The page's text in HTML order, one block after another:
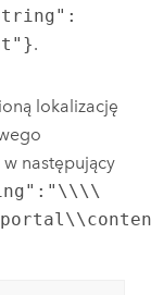
.
lokalizację
następujący